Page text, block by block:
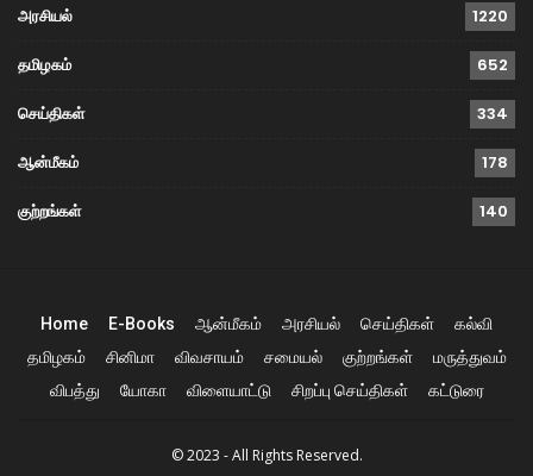
அரசியல் 1220
தமிழகம் 652
செய்திகள் 334
ஆன்மீகம் 178
குற்றங்கள் 140
Home E-Books ஆன்மீகம் அரசியல் செய்திகள்
கல்வி
தமிழகம்
சினிமா விவசாயம் சமையல் குற்றங்கள்
மருத்துவம்
விபத்து
யோகா விளையாட்டு சிறப்பு செய்திகள் கட்டுரை
© 2023 - All Rights Reserved.